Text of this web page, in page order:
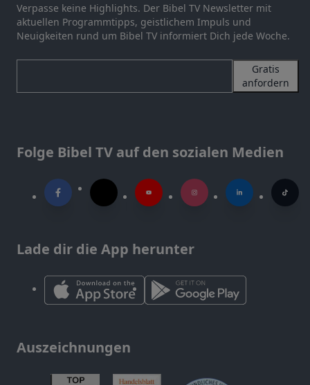
Verpasse keine Highlights. Der Bibel TV Newsletter mit
aktuellen Programmtipps, geistlichem Impuls und
Neuigkeiten rund um Bibel TV informiert Dich jede Woche.
Gratis
anfordern
Folge Bibel TV auf den sozialen Medien
Lade dir die App herunter
Auszeichnungen